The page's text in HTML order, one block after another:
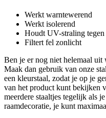
Werkt warntewerend
Werkt isolerend
Houdt UV-straling tegen
Filtert fel zonlicht
Ben je er nog niet helemaal
Maak dan gebruik van onze
een kleurstaal, zodat je op je
van het product kunt bekijken
meerdere staaltjes tegelijk als
raamdecoratie, je kunt